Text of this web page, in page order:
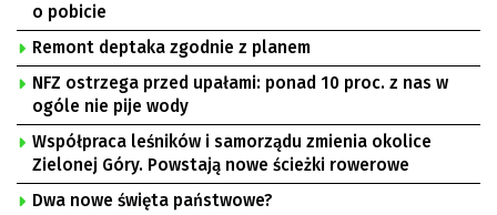
o pobicie
Remont deptaka zgodnie z planem
NFZ ostrzega przed upałami: ponad 10 proc. z nas w
ogóle nie pije wody
Współpraca leśników i samorządu zmienia okolice
Zielonej Góry. Powstają nowe ścieżki rowerowe
Dwa nowe święta państwowe?